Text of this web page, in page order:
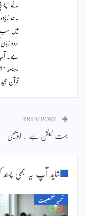
نے
سے
میں سب
اردو
ہے۔ آپ
قرآن
بہت ٹینشن ہے ۔ ابویحییٰ
شاید آپ یہ بھی پسند
تعمیر شخصیت